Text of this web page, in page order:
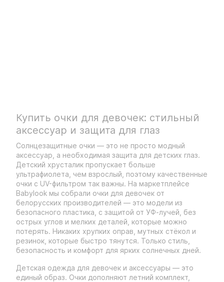
Купить очки для девочек: стильный
аксессуар и защита для глаз
Солнцезащитные очки — это не просто модный
аксессуар, а необходимая защита для детских глаз.
Детский хрусталик пропускает больше
ультрафиолета, чем взрослый, поэтому качественные
очки с UV-фильтром так важны. На маркетплейсе
Babylook мы собрали очки для девочек от
белорусских производителей — это модели из
безопасного пластика, с защитой от УФ-лучей, без
острых углов и мелких деталей, которые можно
потерять. Никаких хрупких оправ, мутных стёкол и
резинок, которые быстро тянутся. Только стиль,
безопасность и комфорт для ярких солнечных дней.
Детская одежда для девочек и аксессуары — это
единый образ. Очки дополняют летний комплект,